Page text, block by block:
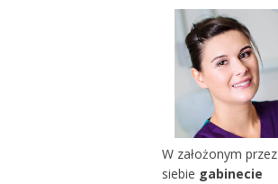
W założonym przez
siebie gabinecie